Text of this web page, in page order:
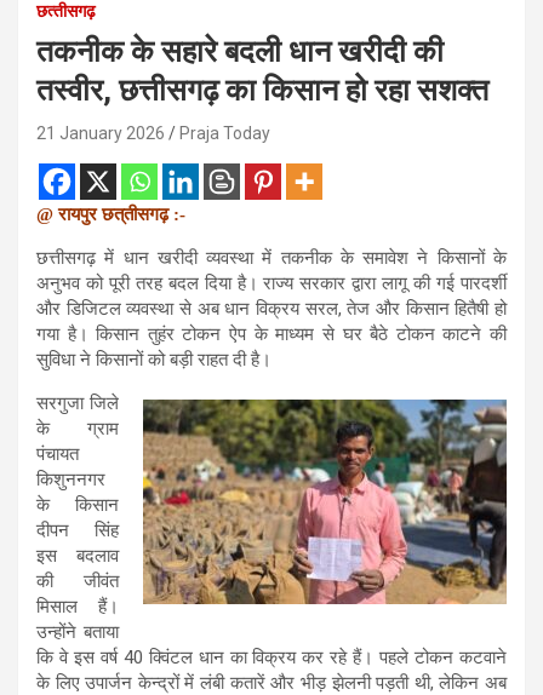
छत्‍तीसगढ़
तकनीक के सहारे बदली धान खरीदी की
तस्वीर, छत्तीसगढ़ का किसान हो रहा सशक्त
21 January 2026 Praja Today
@ रायपुर छत्तीसगढ़ :-
छत्तीसगढ़ में धान खरीदी व्यवस्था में तकनीक के समावेश ने किसानों के
अनुभव को पूरी तरह बदल दिया है। राज्य सरकार द्वारा लागू की गई पारदर्शी
और डिजिटल व्यवस्था से अब धान विक्रय सरल, तेज और किसान हितैषी हो
गया है। किसान तुहंर टोकन ऐप के माध्यम से घर बैठे टोकन काटने की
सुविधा ने किसानों को बड़ी राहत दी है।
सरगुजा जिले
के ग्राम
पंचायत
किशुननगर
के किसान
दीपन सिंह
इस बदलाव
की जीवंत
मिसाल हैं।
उन्होंने बताया
कि वे इस वर्ष 40 क्विंटल धान का विक्रय कर रहे हैं। पहले टोकन कटवाने
के लिए उपार्जन केन्द्रों में लंबी कतारें और भीड़ झेलनी पड़ती थी, लेकिन अब